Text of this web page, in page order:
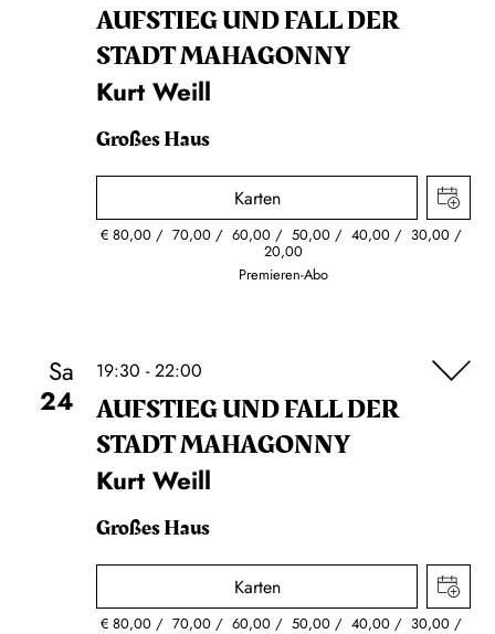
AUFSTIEG UND FALL DER
STADT MAHAGONNY
Kurt Weill
Großes Haus
Karten
€80,00 70,00 60,00 50,00 40,00 30,00
20,00
Premieren-Abo
Sa
24
19:30 - 22:00
AUFSTIEG UND FALL DER
STADT MAHAGONNY
Kurt Weill
Großes Haus
Karten
€80,00 70,00 60,00 50,00 40,00 30,00